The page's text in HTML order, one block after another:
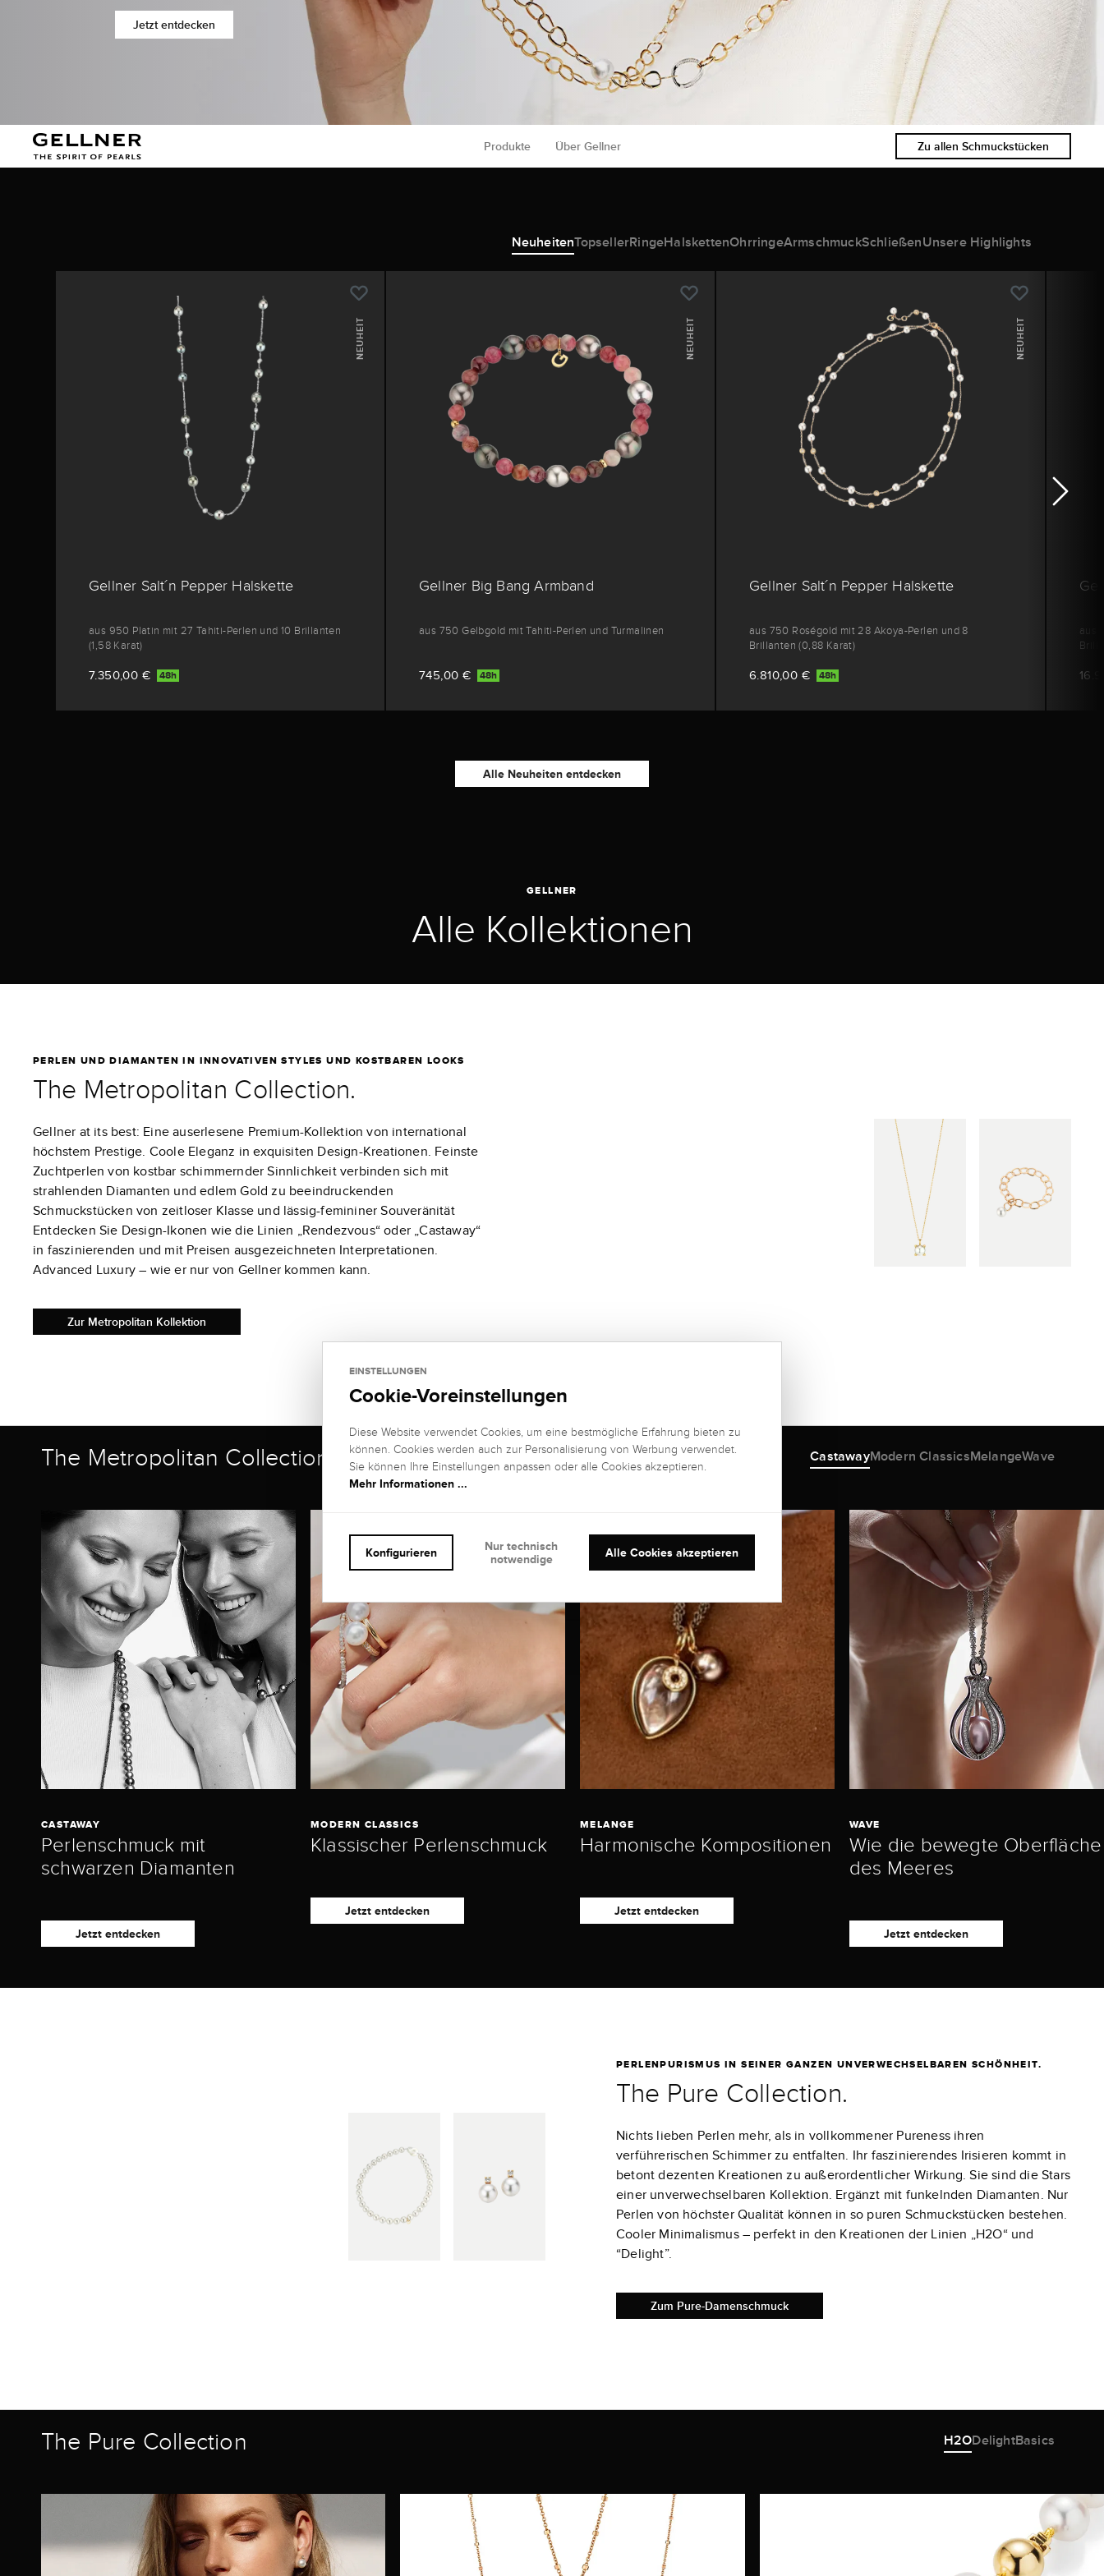
Jetzt entdecken
Produkte Über Gellner Zu allen Schmuckstücken
NeuheitenTopsellerRingeHalskettenOhrringeArmschmuckSchließenUnsere Highlights
NEUHEIT
Gellner Salt´n Pepper Halskette
aus 950 Platin mit 27 Tahiti-Perlen und 10 Brillanten
(1,58 Karat)
7.350,00 € 48h
NEUHEIT
Gellner Big Bang Armband
aus 750 Gelbgold mit Tahiti-Perlen und Turmalinen
745,00 € 48h
NEUHEIT
Gellner Salt´n Pepper Halskette
aus 750 Roségold mit 28 Akoya-Perlen und 8
Brillanten (0,88 Karat)
6.810,00 € 48h
aus
Alle Neuheiten entdecken
GELLNER
Alle Kollektionen
PERLEN UND DIAMANTEN IN INNOVATIVEN STYLES UND KOSTBAREN LOOKS
The Metropolitan Collection.
Gellner at its best: Eine auserlesene Premium-Kollektion von international
höchstem Prestige. Coole Eleganz in exquisiten Design-Kreationen. Feinste
Zuchtperlen von kostbar schimmernder Sinnlichkeit verbinden sich mit
strahlenden Diamanten und edlem Gold zu beeindruckenden
Schmuckstücken von zeitloser Klasse und lässig-femininer Souveränität
Entdecken Sie Design-Ikonen wie die Linien „Rendezvous“ oder „Castaway“
in faszinierenden und mit Preisen ausgezeichneten Interpretationen.
Advanced Luxury – wie er nur von Gellner kommen kann.
Zur Metropolitan Kollektion
The Metropolitan Collection CastawayModern ClassicsMelangeWave
CASTAWAY
Perlenschmuck mit
schwarzen Diamanten
Jetzt entdecken
MODERN CLASSICS
Klassischer Perlenschmuck
Jetzt entdecken
MELANGE
Harmonische Kompositionen
Jetzt entdecken
WAVE
Wie die bewegte Oberfläche
des Meeres
Jetzt entdecken
PERLENPURISMUS IN SEINER GANZEN UNVERWECHSELBAREN SCHÖNHEIT.
The Pure Collection.
Nichts lieben Perlen mehr, als in vollkommener Pureness ihren
verführerischen Schimmer zu entfalten. Ihr faszinierendes Irisieren kommt in
betont dezenten Kreationen zu außerordentlicher Wirkung. Sie sind die Stars
einer unverwechselbaren Kollektion. Ergänzt mit funkelnden Diamanten. Nur
Perlen von höchster Qualität können in so puren Schmuckstücken bestehen.
Cooler Minimalismus – perfekt in den Kreationen der Linien „H2O“ und
“Delight”.
Zum Pure-Damenschmuck
The Pure Collection H2ODelightBasics
EINSTELLUNGEN
Cookie-Voreinstellungen
Diese Website verwendet Cookies, um eine bestmögliche Erfahrung bieten zu
können. Cookies werden auch zur Personalisierung von Werbung verwendet.
Sie können Ihre Einstellungen anpassen oder alle Cookies akzeptieren.
Mehr Informationen ...
Alle Cookies akzeptieren
Konfigurieren
Nur technisch
notwendige